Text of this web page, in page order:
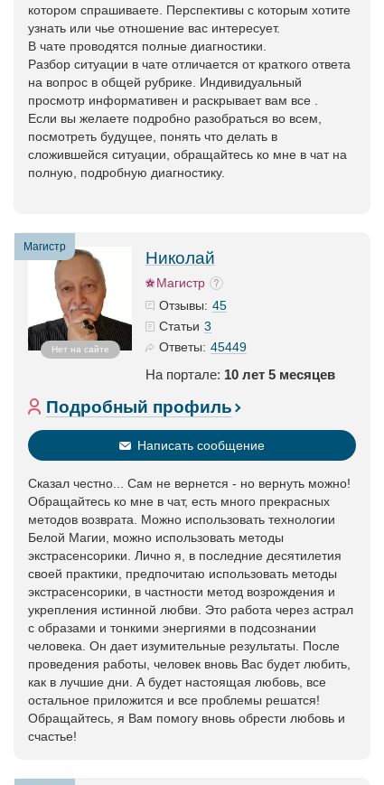
котором спрашиваете. Перспективы с которым хотите
узнать или чье отношение вас интересует.
В чате проводятся полные диагностики.
Разбор ситуации в чате отличается от краткого ответа
на вопрос в общей рубрике. Индивидуальный
просмотр информативен и раскрывает вам все .
Если вы желаете подробно разобраться во всем,
посмотреть будущее, понять что делать в
сложившейся ситуации, обращайтесь ко мне в чат на
полную, подробную диагностику.
Магистр
Нет на сайте
Николай
Магистр
Отзывы: 45
Статьи 3
Ответы: 45449
На портале: 10 лет 5 месяцев
Подробный профиль
Написать сообщение
Сказал честно... Сам не вернется - но вернуть можно!
Обращайтесь ко мне в чат, есть много прекрасных
методов возврата. Можно использовать технологии
Белой Магии, можно использовать методы
экстрасенсорики. Лично я, в последние десятилетия
своей практики, предпочитаю использовать методы
экстрасенсорики, в частности метод возрождения и
укрепления истинной любви. Это работа через астрал
с образами и тонкими энергиями в подсознании
человека. Он дает изумительные результаты. После
проведения работы, человек вновь Вас будет любить,
как в лучшие дни. А будет настоящая любовь, все
остальное приложится и все проблемы решатся!
Обращайтесь, я Вам помогу вновь обрести любовь и
счастье!